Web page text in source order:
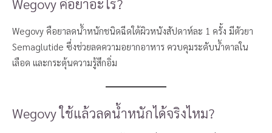
Wegovy คือยาอะไร?
Wegovy คือยาลดน้ำหนักชนิดฉีดใต้ผิวหนังสัปดาห์ละ 1 ครั้ง มีตัวยา
Semaglutide ซึ่งช่วยลดความอยากอาหาร ควบคุมระดับน้ำตาลใน
เลือด และกระตุ้นความรู้สึกอิ่ม
Wegovy ใช้แล้วลดน้ำหนักได้จริงไหม?